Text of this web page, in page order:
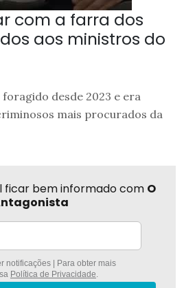
com a farra dos
aos ministros do
desde 2023 e era
mais procurados da
ficar bem informado com O
notificações | Para obter mais
Política de Privacidade